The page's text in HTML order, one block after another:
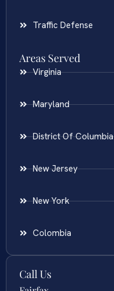
Traffic Defense
Areas Served
Virginia
Maryland
District Of Columbia
New Jersey
New York
Colombia
Call Us